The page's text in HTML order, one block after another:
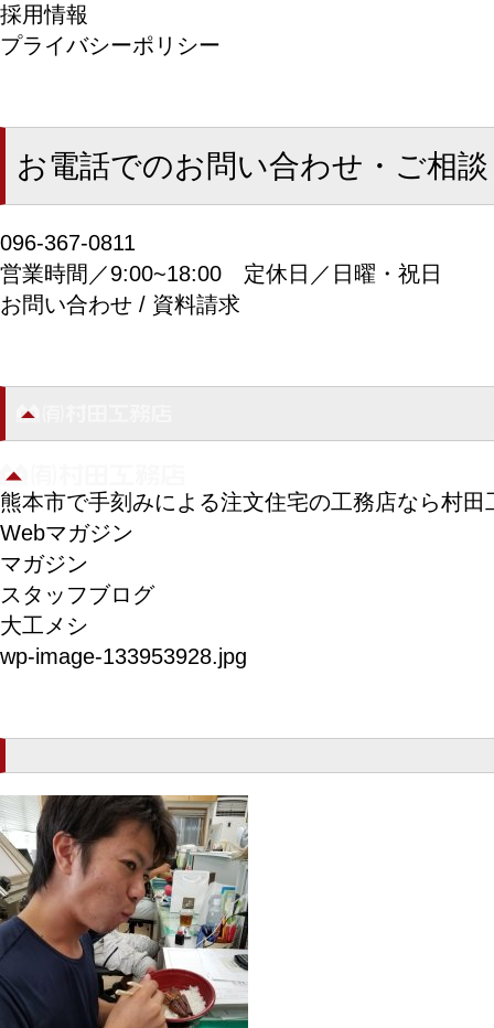
採用情報
プライバシーポリシー
お電話でのお問い合わせ・ご相談
096-367-0811
営業時間／9:00~18:00 定休日／日曜・祝日
お問い合わせ / 資料請求
熊本市で手刻みによる注文住宅の工務店なら村田
Webマガジン
マガジン
スタッフブログ
大工メシ
wp-image-133953928.jpg